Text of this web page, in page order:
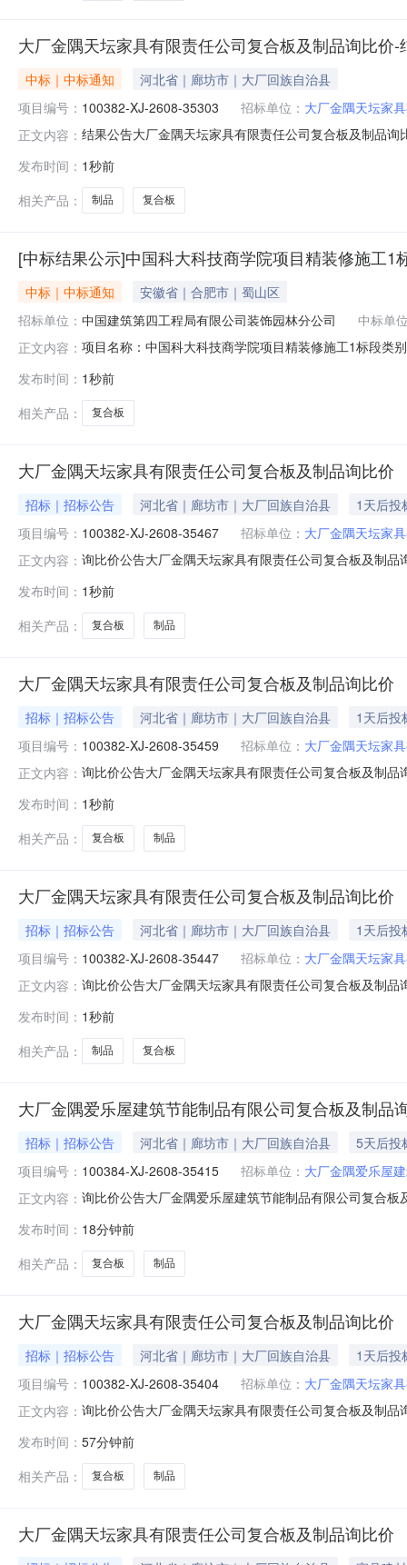
大厂金隅天坛家具有限责任公司复合板及制品询比价-
中标｜中标通知
河北省｜廊坊市｜大厂回族自治县
项目编号： 100382-XJ-2608-35303 招标单位： 大厂金隅天坛家
正文内容： 结果公告大厂金隅天坛家具有限责任公司复合板及制品
涵霖科技发展有限公司请中选单位与本公司联系，办理
发布时间： 1秒前
相关产品：
制品 复合板
[中标结果公示]中国科大科技商学院项目精装修施工1
中标｜中标通知
安徽省｜合肥市｜蜀山区
招标单位： 中国建筑第四工程局有限公司装饰园林分公司
中标单
正文内容： 项目名称：中国科大科技商学院项目精装修施工1标段类
发布时间： 1秒前
相关产品：
复合板
大厂金隅天坛家具有限责任公司复合板及制品询比价
招标｜招标公告 河北省｜廊坊市｜大厂回族自治县
1天后投
项目编号： 100382-XJ-2608-35467 招标单位： 大厂金隅天坛家
正文内容： 询比价公告大厂金隅天坛家具有限责任公司复合板及制
金：元（电汇附言请注明：询比价编号:100382-XJ-
发布时间： 1秒前
相关产品：
复合板 制品
大厂金隅天坛家具有限责任公司复合板及制品询比价
招标｜招标公告 河北省｜廊坊市｜大厂回族自治县
1天后投
项目编号： 100382-XJ-2608-35459 招标单位： 大厂金隅天坛家
正文内容： 询比价公告大厂金隅天坛家具有限责任公司复合板及制
金：元（电汇附言请注明：询比价编号:100382-XJ-
发布时间： 1秒前
相关产品：
复合板 制品
大厂金隅天坛家具有限责任公司复合板及制品询比价
招标｜招标公告 河北省｜廊坊市｜大厂回族自治县
1天后投
项目编号： 100382-XJ-2608-35447 招标单位： 大厂金隅天坛家
正文内容： 询比价公告大厂金隅天坛家具有限责任公司复合板及制
金：元（电汇附言请注明：询比价编号:100382-XJ-
发布时间： 1秒前
相关产品：
制品 复合板
大厂金隅爱乐屋建筑节能制品有限公司复合板及制品
招标｜招标公告 河北省｜廊坊市｜大厂回族自治县
5天后投
项目编号： 100384-XJ-2608-35415 招标单位： 大厂金隅爱乐屋
正文内容： 询比价公告大厂金隅爱乐屋建筑节能制品有限公司复合
他资质信息：保证金：元（电汇附言请注明：询比价编
发布时间： 18分钟前
相关产品：
复合板 制品
大厂金隅天坛家具有限责任公司复合板及制品询比价
招标｜招标公告 河北省｜廊坊市｜大厂回族自治县
1天后投
项目编号： 100382-XJ-2608-35404 招标单位： 大厂金隅天坛家
正文内容： 询比价公告大厂金隅天坛家具有限责任公司复合板及制
金：元（电汇附言请注明：询比价编号:100382-XJ-
发布时间： 57分钟前
相关产品：
复合板 制品
大厂金隅天坛家具有限责任公司复合板及制品询比价